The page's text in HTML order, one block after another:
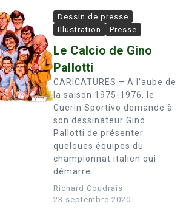
Dessin de presse
Illustration
Presse
Le Calcio de Gino
Pallotti
CARICATURES – A l’aube de
la saison 1975-1976, le
Guerin Sportivo demande à
son dessinateur Gino
Pallotti de présenter
quelques équipes du
championnat italien qui
démarre....
Richard Coudrais
23 septembre 2020